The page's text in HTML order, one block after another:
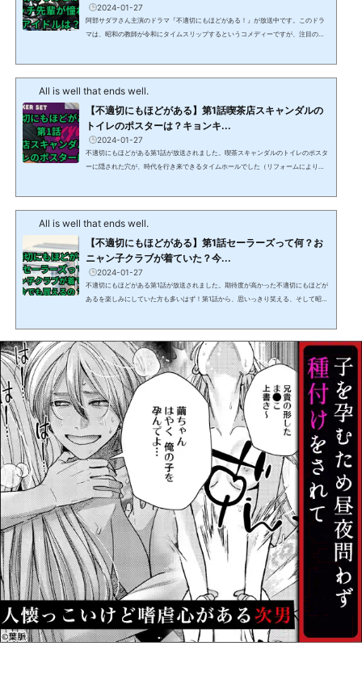
2024-01-27
阿部サダヲさん主演のドラマ『不適切にもほどがある！』が放送中です。このドラ
マは、昭和の教師が令和にタイムスリップするというコメディーですが、注目のキ
やセリフから、その元ネタを探ってみました。この記事を読めば、『不適切にもほ
All is well that ends well.
【不適切にもほどがある】第1話喫茶店スキャンダルの
トイレのポスターは？キョンキ...
2024-01-27
不適切にもほどがある第1話が放送されました。喫茶スキャンダルのトイレのポスタ
ーに隠された穴が、時代を行き来できるタイムホールでした（リフォームにより使
て解説します。 【不適切にもほどがある】第1話喫茶スキャンダルのトイレのポス
All is well that ends well.
【不適切にもほどがある】第1話セーラーズって何？お
ニャン子クラブが着ていた？今...
2024-01-27
不適切にもほどがある第1話が放送されました。期待度が高かった不適切にもほどが
あるを楽しみにしていた方も多いはず！第1話から、思いっきり笑える、そして昭和
には錦糸町で買った偽物）したセーラーズについて、また、当時、セーラーズを着
用していたおニャン子クラブの映像を見る方法についても解説します。 【不適切に
もほどがある】第1話セーラーズって何？セーラ...